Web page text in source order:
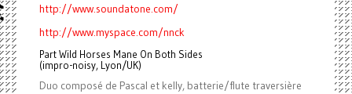
http://www.soundatone.com/
http://www.myspace.com/nnck
Part Wild Horses Mane On Both Sides
(impro-noisy, Lyon/UK)
Duo composé de Pascal et kelly, batterie/flute traversière